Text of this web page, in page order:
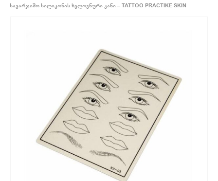
ᲡᲐᲕᲐᲠᲯᲘᲨᲝ ᲡᲘᲚᲘᲙᲝᲜᲘᲡ ᲮᲔᲚᲝᲕᲜᲣᲠᲘ ᲙᲐᲜᲘ – TATTOO PRACTIKE SKIN